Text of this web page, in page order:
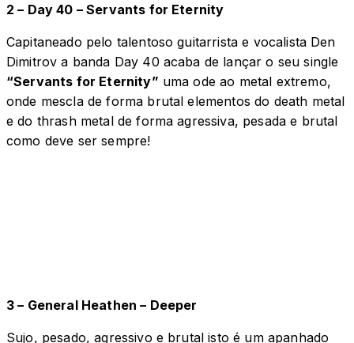
2 – Day 40 – Servants for Eternity
Capitaneado pelo talentoso guitarrista e vocalista Den
Dimitrov a banda Day 40 acaba de lançar o seu single
“Servants for Eternity” uma ode ao metal extremo,
onde mescla de forma brutal elementos do death metal
e do thrash metal de forma agressiva, pesada e brutal
como deve ser sempre!
3 – General Heathen – Deeper
Sujo, pesado, agressivo e brutal isto é um apanhado